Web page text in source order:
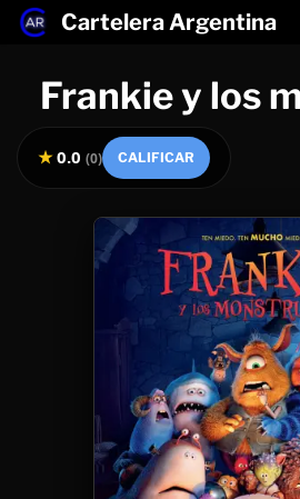
contenido
Cartelera Argentina
Frankie y los
★ 0.0 (0) CALIFICAR